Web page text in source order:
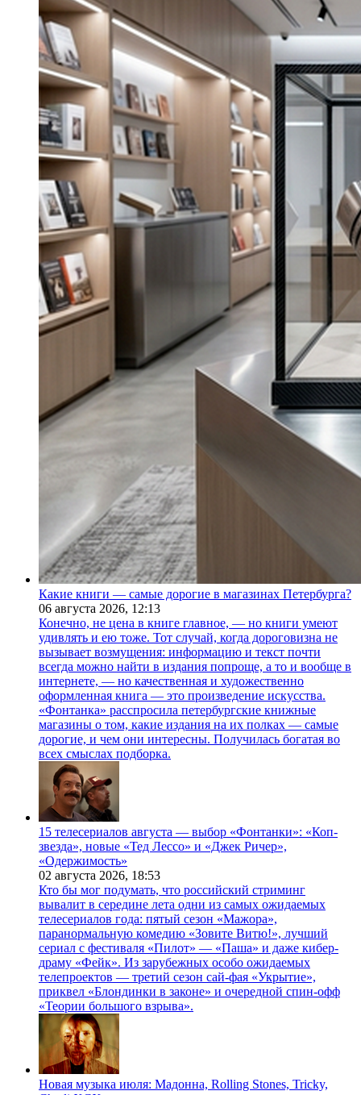
Какие книги — самые дорогие в магазинах Петербурга?
06 августа 2026, 12:13
Конечно, не цена в книге главное, — но книги умеют
удивлять и ею тоже. Тот случай, когда дороговизна не
вызывает возмущения: информацию и текст почти
всегда можно найти в издания попроще, а то и вообще в
интернете, — но качественная и художественно
оформленная книга — это произведение искусства.
«Фонтанка» расспросила петербургские книжные
магазины о том, какие издания на их полках — самые
дорогие, и чем они интересны. Получилась богатая во
всех смыслах подборка.
15 телесериалов августа — выбор «Фонтанки»: «Коп-
звезда», новые «Тед Лессо» и «Джек Ричер»,
«Одержимость»
02 августа 2026, 18:53
Кто бы мог подумать, что российский стриминг
вывалит в середине лета одни из самых ожидаемых
телесериалов года: пятый сезон «Мажора»,
паранормальную комедию «Зовите Витю!», лучший
сериал с фестиваля «Пилот» — «Паша» и даже кибер-
драму «Фейк». Из зарубежных особо ожидаемых
телепроектов — третий сезон сай-фая «Укрытие»,
приквел «Блондинки в законе» и очередной спин-офф
«Теории большого взрыва».
Новая музыка июля: Мадонна, Rolling Stones, Tricky,